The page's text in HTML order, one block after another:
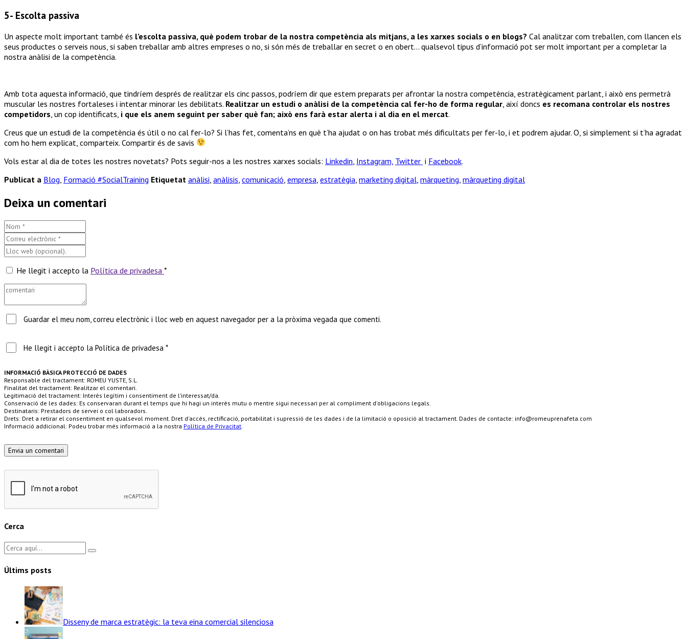
5- Escolta passiva
Un aspecte molt important també és l’escolta passiva, què podem trobar de la nostra competència als mitjans, a les xarxes socials o en blogs? Cal analitzar com treballen, com llancen els
seus productes o serveis nous, si saben treballar amb altres empreses o no, si són més de treballar en secret o en obert… qualsevol tipus d’informació pot ser molt important per a completar la
nostra anàlisi de la competència.
Amb tota aquesta informació, que tindríem després de realitzar els cinc passos, podríem dir que estem preparats per afrontar la nostra competència, estratègicament parlant, i això ens permetrà
muscular les nostres fortaleses i intentar minorar les debilitats. Realitzar un estudi o anàlisi de la competència cal fer-ho de forma regular , així doncs es recomana controlar els nostres
competidors , un cop identificats, i que els anem seguint per saber què fan; això ens farà estar alerta i al dia en el mercat.
Creus que un estudi de la competència és útil o no cal fer-lo? Si l’has fet, comenta’ns en què t’ha ajudat o on has trobat més dificultats per fer-lo, i et podrem ajudar. O, si simplement si t’ha agradat
com ho hem explicat, comparteix. Compartir és de savis
Vols estar al dia de totes les nostres novetats? Pots seguir-nos a les nostres xarxes socials: Linkedin Instagram, Twitter i Facebook.
Publicat a Blog Formació #SocialTraining Etiquetat anàlisi anàlisis comunicació empresa estratègia marketing digital màrqueting màrqueting digital
Deixa un comentari
He llegit i accepto la Política de privadesa *
Guardar el meu nom, correu electrònic i lloc web en aquest navegador per a la pròxima vegada que comenti.
He llegit i accepto la Política de privadesa *
INFORMACIÓ BÀSICA PROTECCIÓ DE DADES
Responsable del tractament: ROMEU YUSTE, S.L.
Finalitat del tractament: Realitzar el comentari.
Legitimació del tractament: Interès legítim i consentiment de l’interessat/da.
Conservació de les dades: Es conservaran durant el temps que hi hagi un interès mutu o mentre sigui necessari per al compliment d'obligacions legals.
Destinataris: Prestadors de servei o col·laboradors.
Drets: Dret a retirar el consentiment en qualsevol moment. Dret d'accés, rectificació, portabilitat i supressió de les dades i de la limitació o oposició al tractament. Dades de contacte: info@romeuprenafeta.com
Informació addicional: Podeu trobar més informació a la nostra Política de Privacitat.
Cerca
Últims posts
Disseny de marca estratègic: la teva eina comercial silenciosa